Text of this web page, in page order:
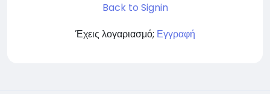
Back to Signin
Έχεις λογαριασμό; Εγγραφή